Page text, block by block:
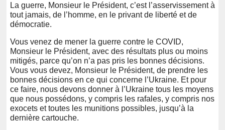
La guerre, Monsieur le Président, c’est l’asservissement à
tout jamais, de l’homme, en le privant de liberté et de
démocratie.
Vous venez de mener la guerre contre le COVID,
Monsieur le Président, avec des résultats plus ou moins
mitigés, parce qu’on n’a pas pris les bonnes décisions.
Vous vous devez, Monsieur le Président, de prendre les
bonnes décisions en ce qui concerne l’Ukraine. Et pour
ce faire, nous devons donner à l’Ukraine tous les moyens
que nous possédons, y compris les rafales, y compris nos
exocets et toutes les munitions possibles, jusqu’à la
dernière cartouche.